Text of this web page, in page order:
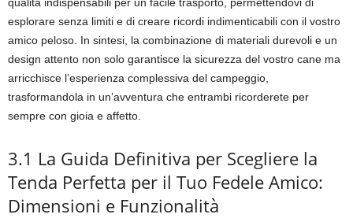
esplorare senza limiti e di creare ricordi indimenticabili con il vostro
amico peloso. In sintesi, la combinazione di materiali durevoli e un
design attento non solo garantisce la sicurezza del vostro cane ma
arricchisce l’esperienza complessiva del campeggio,
trasformandola in un’avventura che entrambi ricorderete per
sempre con gioia e affetto.
3.1 La Guida Definitiva per Scegliere la
Tenda Perfetta per il Tuo Fedele Amico:
Dimensioni e Funzionalità